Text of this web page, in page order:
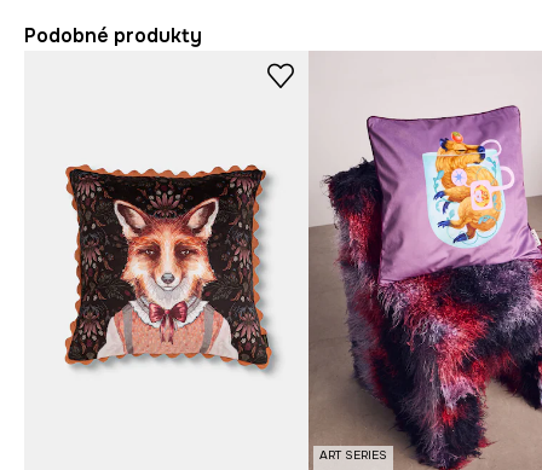
Podobné produkty
ART SERIES